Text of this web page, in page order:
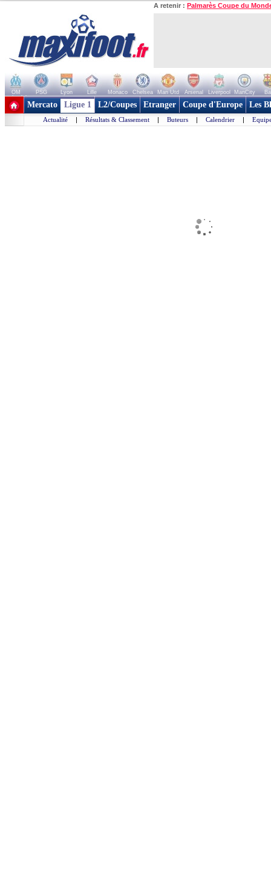
A retenir : Palmarès Coupe du
OM PSG Lyon Lille Monaco Chelsea Man Utd Arsenal Liverpool ManCity
+ de clubs
Mercato Ligue 1 L2/Coupes Etranger Coupe d'Europe Les
Actualité | Résultats & Classement | Buteurs | Calendrier |